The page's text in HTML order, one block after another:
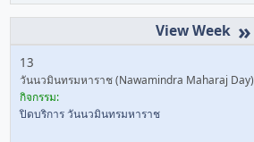
»
13
วันนวมินทรมหาราช (Nawamindra Maharaj Day)
กิจกรรม:
ปิดบริการ วันนวมินทรมหาราช